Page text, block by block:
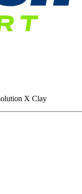
X Clay